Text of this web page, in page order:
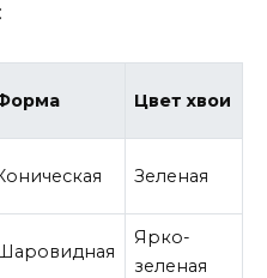
Цвет хвои
Зеленая
Ярко-
зеленая